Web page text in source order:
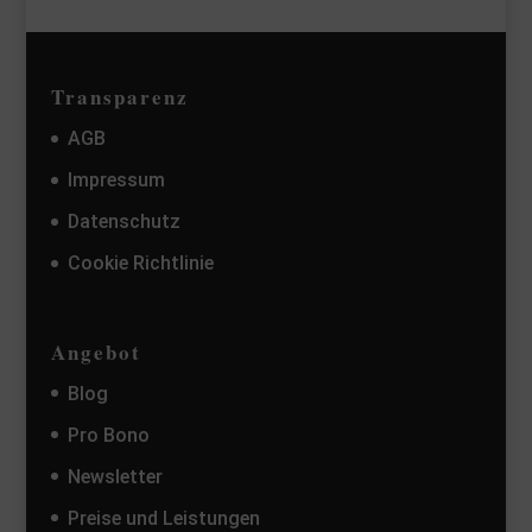
Transparenz
AGB
Impressum
Datenschutz
Cookie Richtlinie
Angebot
Blog
Pro Bono
Newsletter
Preise und Leistungen